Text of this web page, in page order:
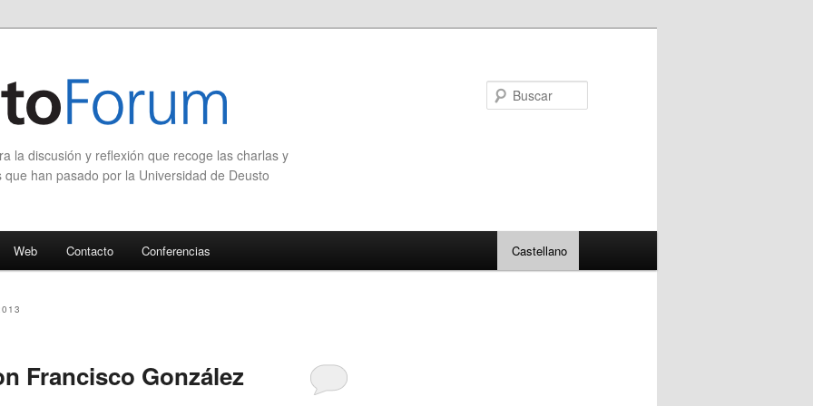
la discusión y reflexión que recoge las charlas y
han pasado por la Universidad de Deusto
Web Contacto Conferencias Castellano
Francisco González